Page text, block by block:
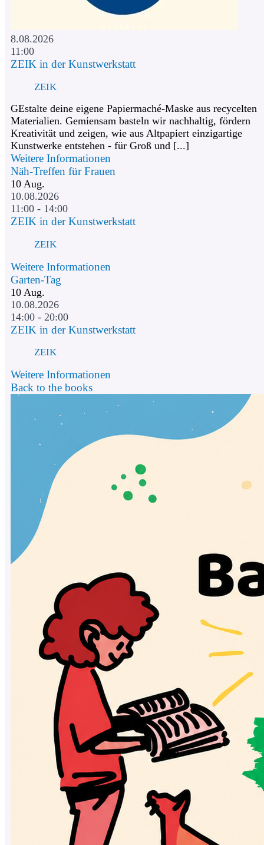
8.08.2026
11:00
ZEIK in der Kunstwerkstatt
ZEIK
GEstalte deine eigene Papiermaché-Maske aus recycelten
Materialien. Gemiensam basteln wir nachhaltig, fördern
Kreativität und zeigen, wie aus Altpapiert einzigartige
Kunstwerke entstehen - für Groß und [...]
Weitere Informationen
Näh-Treffen für Frauen
10 Aug.
10.08.2026
11:00 - 14:00
ZEIK in der Kunstwerkstatt
ZEIK
Weitere Informationen
Garten-Tag
10 Aug.
10.08.2026
14:00 - 20:00
ZEIK in der Kunstwerkstatt
ZEIK
Weitere Informationen
Back to the books